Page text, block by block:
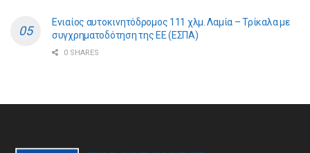
Ενιαίος αυτοκινητόδρομος 111 χλμ. Λαμία – Τρίκαλα με
συγχρηματοδότηση της ΕE (ΕΣΠΑ)
0 SHARES